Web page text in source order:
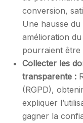
conversion,
Une hausse
amélioration
pourraient être
Collecter les
transparente :
(RGPD),
expliquer
gagner la